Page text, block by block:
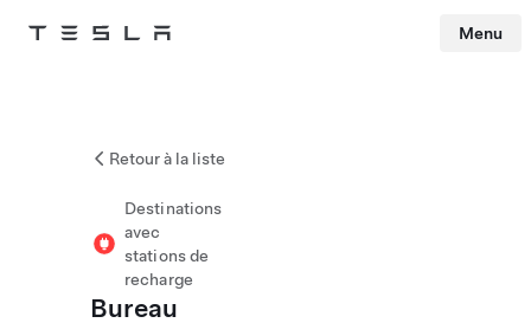
Tesla Menu
Retour à la liste
Destinations
avec
stations de
recharge
Bureau